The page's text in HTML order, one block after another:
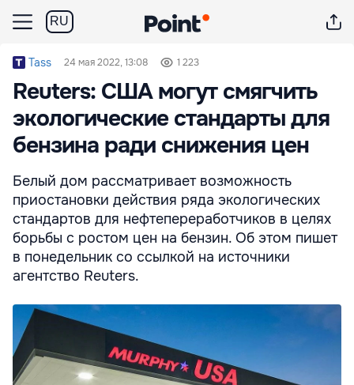
RU
Tass 24 мая 2022, 13:08 1 223
Reuters: США могут смягчить
экологические стандарты для
бензина ради снижения цен
Белый дом рассматривает возможность
приостановки действия ряда экологических
стандартов для нефтепереработчиков в целях
борьбы с ростом цен на бензин. Об этом пишет
в понедельник со ссылкой на источники
агентство Reuters.